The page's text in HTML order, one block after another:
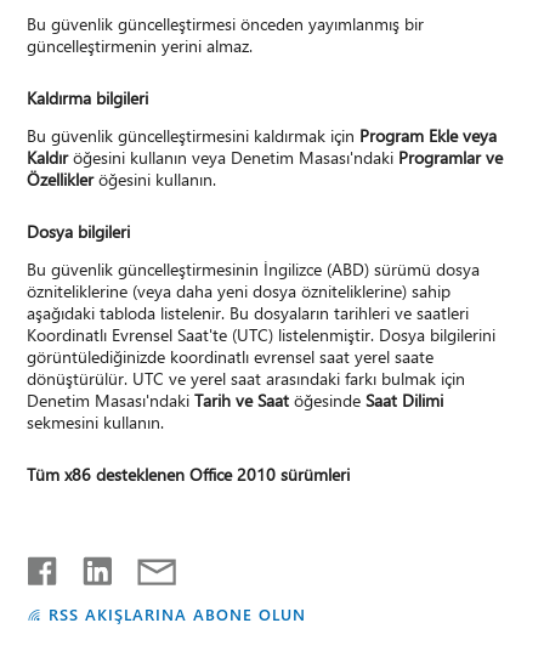
Bu güvenlik güncelleştirmesi önceden yayımlanmış bir
güncelleştirmenin yerini almaz.
Kaldırma bilgileri
Bu güvenlik güncelleştirmesini kaldırmak için Program Ekle veya
Kaldıröğesini kullanın veya Denetim Masası'ndaki Programlar ve
Özellikleröğesini kullanın.
Dosya bilgileri
Bu güvenlik güncelleştirmesinin İngilizce (ABD) sürümü dosya
özniteliklerine (veya daha yeni dosya özniteliklerine) sahip
aşağıdaki tabloda listelenir. Bu dosyaların tarihleri ve saatleri
Koordinatlı Evrensel Saat'te (UTC) listelenmiştir. Dosya bilgilerini
görüntülediğinizde koordinatlı evrensel saat yerel saate
dönüştürülür. UTC ve yerel saat arasındaki farkı bulmak için
Denetim Masası'ndakiTarih ve Saat öğesindeSaat Dilimi
sekmesini kullanın.
Tüm x86 desteklenen Office 2010 sürümleri
RSS AKIŞLARINA ABONE OLUN